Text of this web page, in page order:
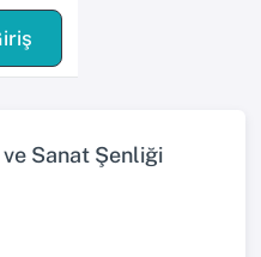
Sanat Şenliği